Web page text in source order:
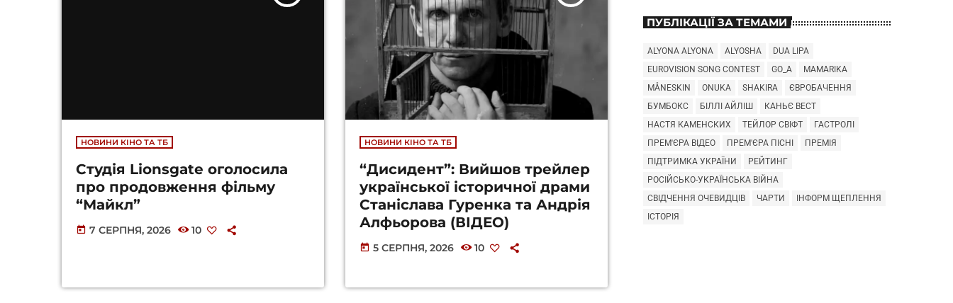
НОВИНИ КІНО ТА ТБ
Студія Lionsgate оголосила
про продовження фільму
“Майкл”
today 7 СЕРПНЯ, 2026 10
НОВИНИ КІНО ТА ТБ
“Дисидент”: Вийшов трейлер
української історичної драми
Станіслава Гуренка та Андрія
Алфьорова (ВІДЕО)
today 5 СЕРПНЯ, 2026 10
ПУБЛІКАЦІЇ ЗА ТЕМАМИ
ALYONA ALYONA ALYOSHA
DUA LIPA
EUROVISION SONG CONTEST
GO_A
MAMARIKA
MÅNESKIN
ONUKA SHAKIRA
ЄВРОБАЧЕННЯ
БУМБОКС
БІЛЛІ АЙЛІШ
КАНЬЄ ВЕСТ
НАСТЯ КАМЕНСКИХ
ТЕЙЛОР СВІФТ
ГАСТРОЛІ
ПРЕМ'ЄРА ВІДЕО
ПРЕМ'ЄРА ПІСНІ
ПРЕМІЯ
ПІДТРИМКА УКРАЇНИ
РЕЙТИНГ
РОСІЙСЬКО-УКРАЇНСЬКА ВІЙНА
СВІДЧЕННЯ ОЧЕВИДЦІВ
ЧАРТИ
ІНФОРМ ЩЕПЛЕННЯ
ІСТОРІЯ